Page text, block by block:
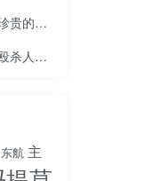
回忆）
案）
东航 主